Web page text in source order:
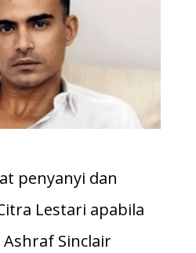
penyanyi dan
Lestari apabila
Sinclair